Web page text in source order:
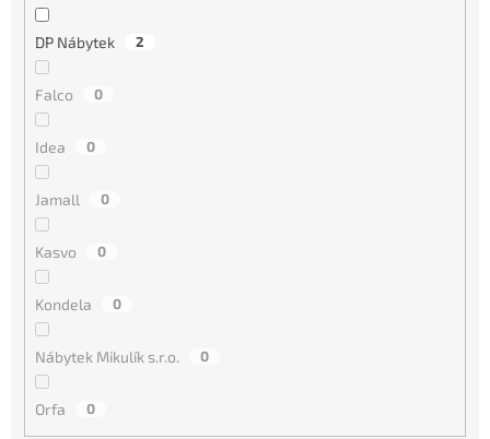
DP Nábytek 2
Falco 0
Idea 0
Jamall 0
Kasvo 0
Kondela 0
Nábytek Mikulík s.r.o. 0
Orfa 0